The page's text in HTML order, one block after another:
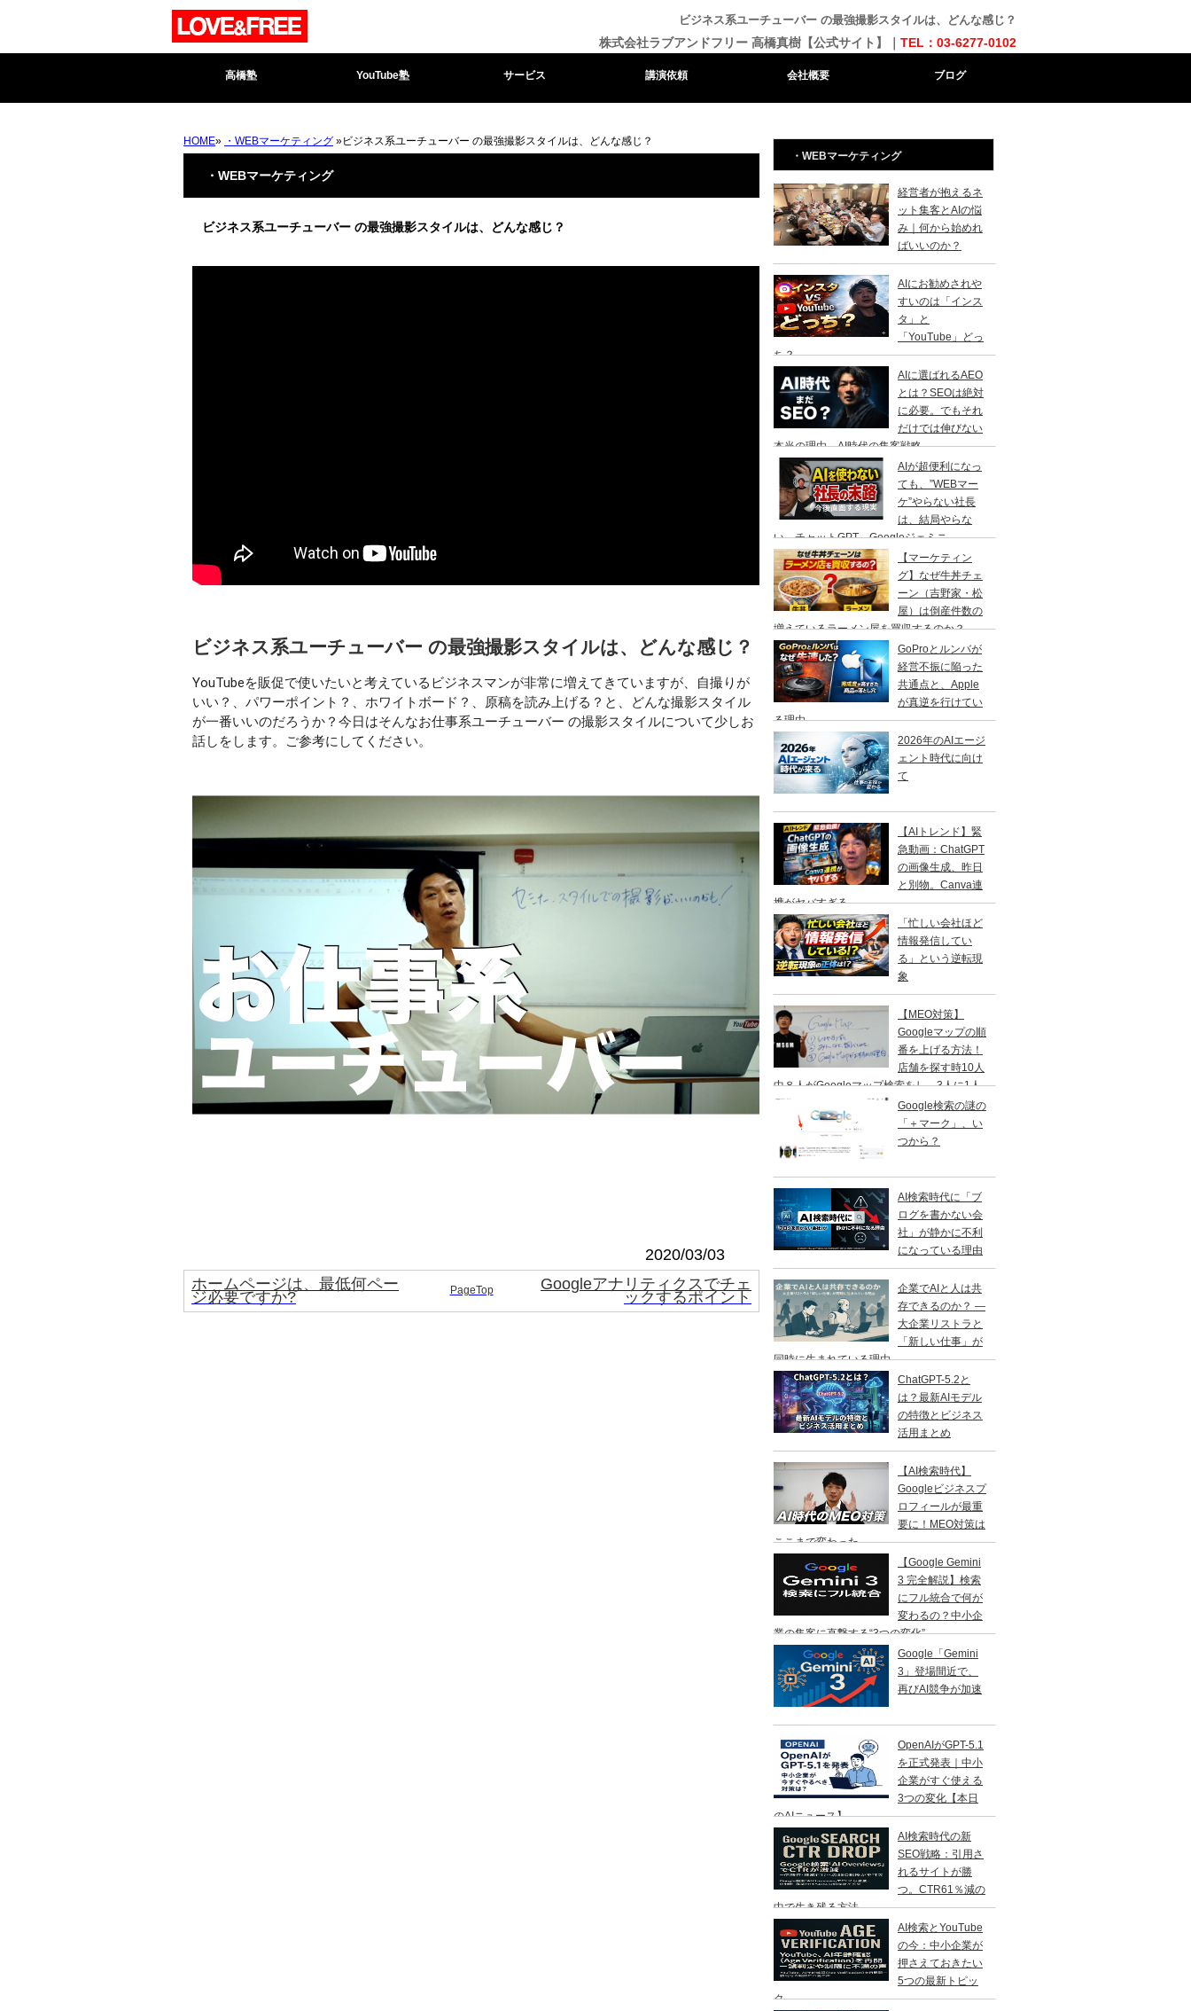
ビジネス系ユーチューバー の最強撮影スタイルは、どんな感じ？
株式会社ラブアンドフリー 高橋真樹【公式サイト】｜ TEL：03-6277-0102
高橋塾 YouTube塾 サービス 講演依頼 会社概要 ブログ
HOME» ・WEBマーケティング »ビジネス系ユーチューバー の最強撮影スタイルは、どんな感じ？
・WEBマーケティング
ビジネス系ユーチューバー の最強撮影スタイルは、どんな感じ？
ビジネス系ユーチューバー の最強撮影スタイルは、どんな感じ？
YouTubeを販促で使いたいと考えているビジネスマンが非常に増えてきていますが、自撮りが
いい？、パワーポイント？、ホワイトボード？、原稿を読み上げる？と、どんな撮影スタイル
が一番いいのだろうか？今日はそんなお仕事系ユーチューバー の撮影スタイルについて少しお
話しをします。ご参考にしてください。
2020/03/03
ホームページは、最低何ペー
ジ必要ですか? PageTop Googleアナリティクスでチェ
ックするポイント
・WEBマーケティング
経営者が抱えるネ
ット集客とAIの悩
み｜何から始めれ
ばいいのか？
AIにお勧めされや
すいのは「インス
タ」と
「YouTube」どっ
ち？
AIに選ばれるAEO
とは？SEOは絶対
に必要。でもそれ
だけでは伸びない
本当の理由、AI時代の集客戦略
AIが超便利になっ
ても、”WEBマー
ケ”やらない社長
は、結局やらな
い。チャットGPT、Googleジェミニ
【マーケティン
グ】なぜ牛丼チェ
ーン（吉野家・松
屋）は倒産件数の
増えているラーメン屋を買収するのか？
GoProとルンバが
経営不振に陥った
共通点と、Apple
が真逆を行けてい
る理由
2026年のAIエージ
ェント時代に向け
て
【AIトレンド】緊
急動画：ChatGPT
の画像生成、昨日
と別物。Canva連
携がヤバすぎる
「忙しい会社ほど
情報発信してい
る」という逆転現
象
【MEO対策】
Googleマップの順
番を上げる方法！
店舗を探す時10人
中８人がGoogleマップ検索をし、3人に1人
は１日以内に来店する事を知ってますか？
Google検索の謎の
「＋マーク」、い
つから？
AI検索時代に「ブ
ログを書かない会
社」が静かに不利
になっている理由
企業でAIと人は共
存できるのか？ ―
大企業リストラと
「新しい仕事」が
同時に生まれている理由 ―
ChatGPT-5.2と
は？最新AIモデル
の特徴とビジネス
活用まとめ
【AI検索時代】
Googleビジネスプ
ロフィールが最重
要に！MEO対策は
ここまで変わった
【Google Gemini
3 完全解説】検索
にフル統合で何が
変わるの？中小企
業の集客に直撃する“3つの変化”
Google「Gemini
3」登場間近で、
再びAI競争が加速
OpenAIがGPT-5.1
を正式発表｜中小
企業がすぐ使える
3つの変化【本日
のAIニュース】
AI検索時代の新
SEO戦略：引用さ
れるサイトが勝
つ。CTR61％減の
中で生き残る方法
AI検索とYouTube
の今：中小企業が
押さえておきたい
5つの最新トピッ
ク